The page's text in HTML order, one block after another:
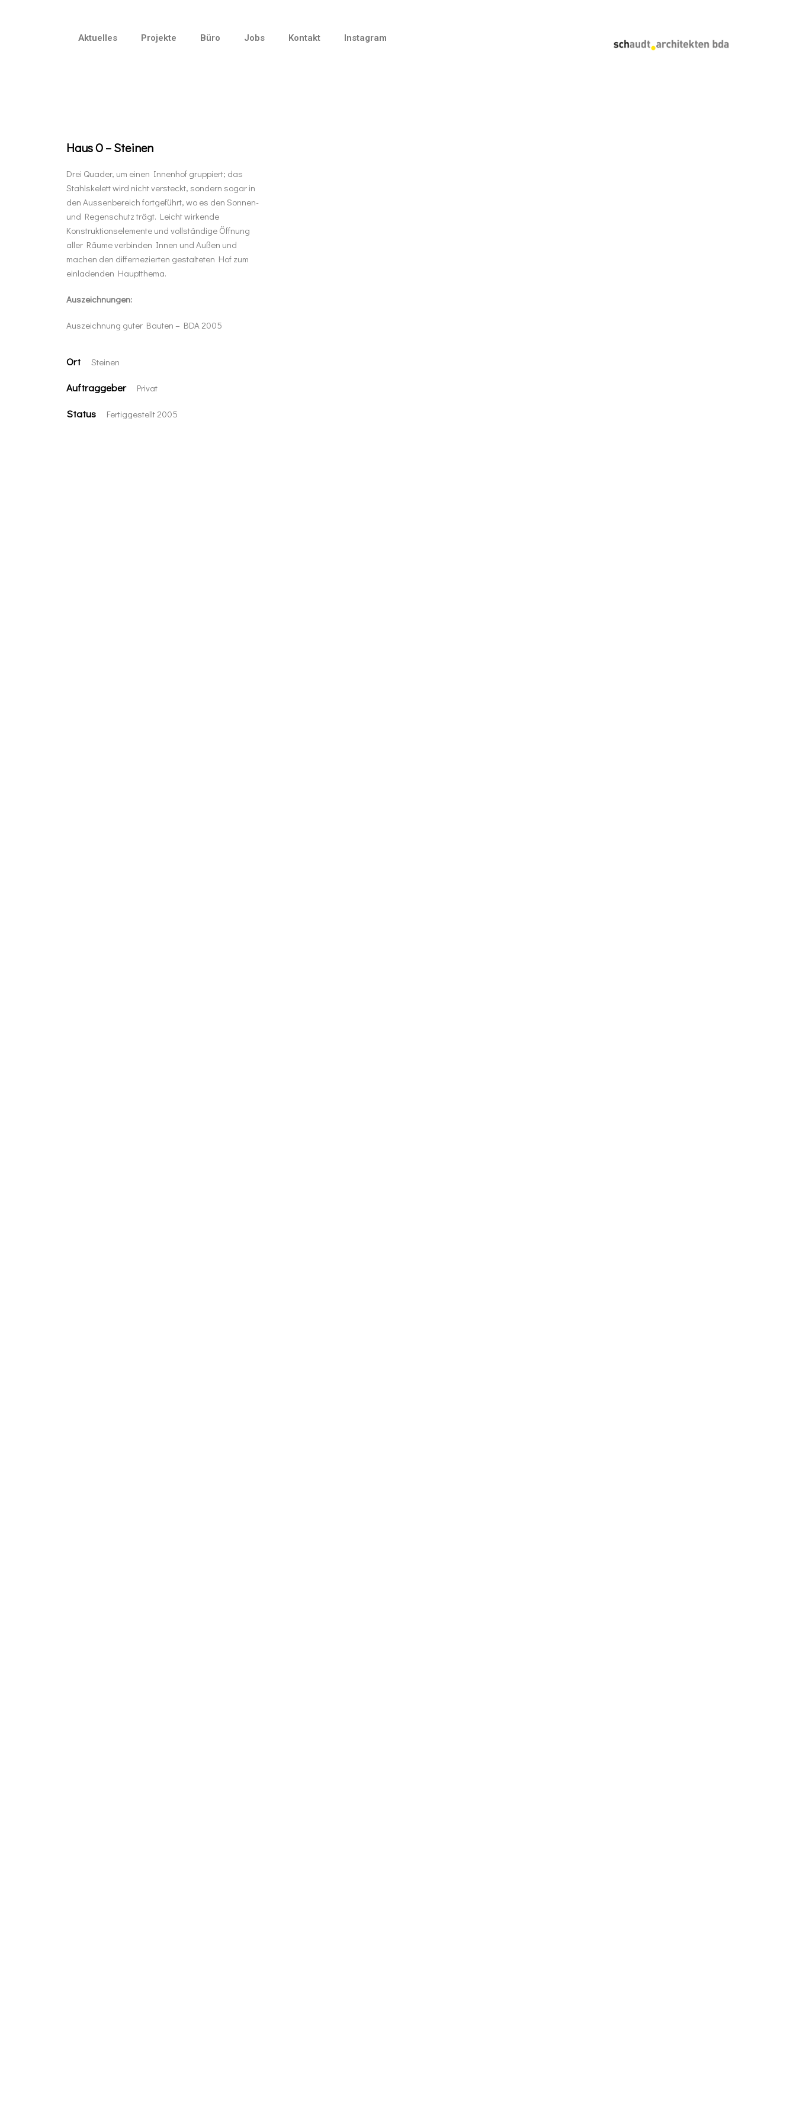
Aktuelles Projekte Büro Jobs Kontakt Instagram
Haus O – Steinen
Drei Quader, um einen Innenhof gruppiert; das
Stahlskelett wird nicht versteckt, sondern sogar in
den Aussenbereich fortgeführt, wo es den Sonnen-
und Regenschutz trägt. Leicht wirkende
Konstruktionselemente und vollständige Öffnung
aller Räume verbinden Innen und Außen und
machen den differnezierten gestalteten Hof zum
einladenden Hauptthema.
Auszeichnungen:
Auszeichnung guter Bauten – BDA 2005
Ort Steinen
Auftraggeber Privat
Status Fertiggestellt 2005